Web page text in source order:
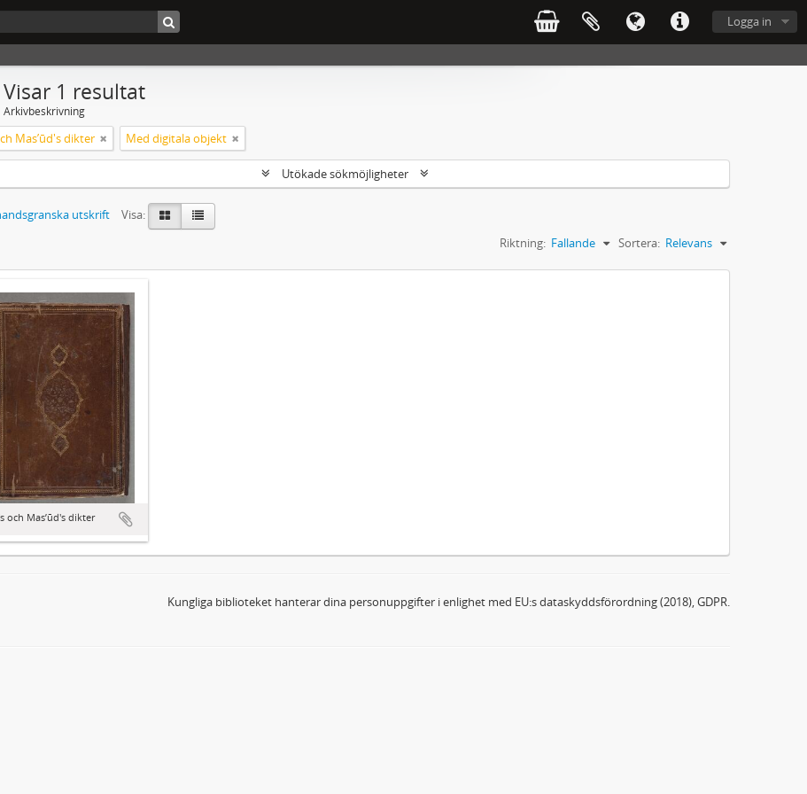
Logga in
Visar 1 resultat
Arkivbeskrivning
Masʼūd's dikter Med digitala objekt
Utökade sökmöjligheter
utskrift
Visa:
Sortera: Relevans
Riktning: Fallande
och Masʼūd's dikter
Kungliga biblioteket hanterar dina personuppgifter i enlighet med EU:s dataskyddsförordning (2018), GDPR.